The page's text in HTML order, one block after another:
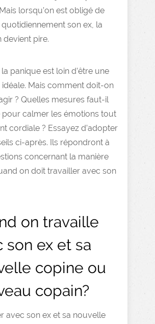
lorsqu’on est obligé de
son ex, la
devient pire.
panique est loin d’être une
Mais comment doit-on
? Quelles mesures faut-il
pour calmer les émotions tout
cordiale ? Essayez d’adopter
ci-après. Ils répondront à
concernant la manière
on doit travailler avec son
on travaille
son ex et sa
copine ou
copain?
avec son ex et sa nouvelle